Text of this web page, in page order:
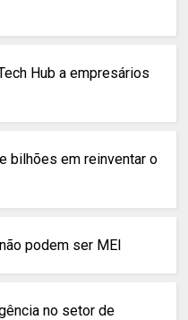
Hub a empresários
bilhões em reinventar o
podem ser MEI
no setor de